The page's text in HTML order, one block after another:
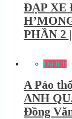
ĐẠP XE
PHẦN 2
Du lịch
A Páo
ANH
Đồng